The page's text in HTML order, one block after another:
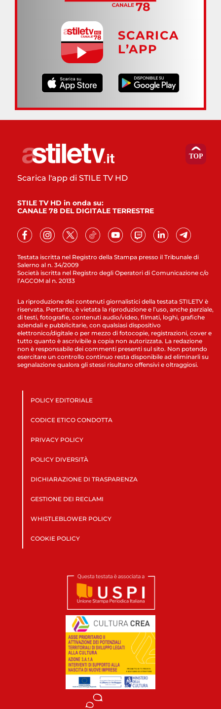
SCARICA
L’APP
Testata iscritta nel Registro della Stampa presso il Tribunale di
Salerno al n. 34/2009
Società iscritta nel Registro degli Operatori di Comunicazione c/o
l’AGCOM al n. 20133
Scarica l'app di STILE TV HD
STILE TV HD in onda su:
CANALE 78 DEL DIGITALE TERRESTRE
La riproduzione dei contenuti giornalistici della testata STILETV è
riservata. Pertanto, è vietata la riproduzione e l’uso, anche parziale,
di testi, fotografie, contenuti audio/video, filmati, loghi, grafiche
aziendali e pubblicitarie, con qualsiasi dispositivo
elettronico/digitale o per mezzo di fotocopie, registrazioni, cover e
tutto quanto è ascrivibile a copia non autorizzata. La redazione
non è responsabile dei commenti presenti sul sito. Non potendo
esercitare un controllo continuo resta disponibile ad eliminarli su
segnalazione qualora gli stessi risultano offensivi e oltraggiosi.
POLICY EDITORIALE
CODICE ETICO CONDOTTA
PRIVACY POLICY
POLICY DIVERSITÀ
DICHIARAZIONE DI TRASPARENZA
GESTIONE DEI RECLAMI
WHISTLEBLOWER POLICY
COOKIE POLICY